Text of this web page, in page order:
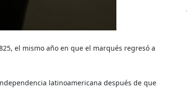
el mismo año en que el marqués regresó a
latinoamericana después de que